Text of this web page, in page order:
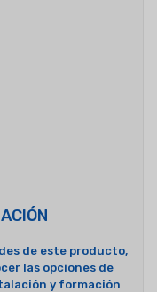
de este producto,
las opciones de
y formación